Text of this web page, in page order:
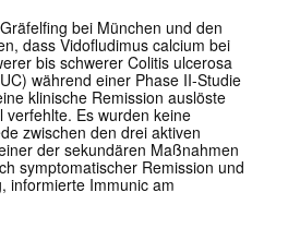
bei München und den
dass Vidofludimus calcium bei
bis schwerer Colitis ulcerosa
während einer Phase II-Studie
klinische Remission auslöste
verfehlte. Es wurden keine
zwischen den drei aktiven
der sekundären Maßnahmen
symptomatischer Remission und
informierte Immunic am